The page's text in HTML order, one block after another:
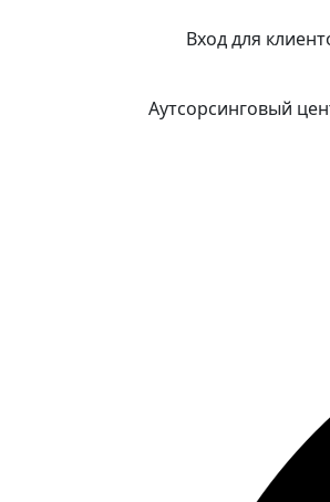
Вход для
Аутсорсинговый